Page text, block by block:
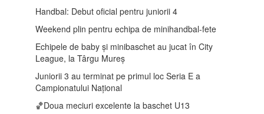
Handbal: Debut oficial pentru juniorii 4
Weekend plin pentru echipa de minihandbal-fete
Echipele de baby și minibaschet au jucat în City
League, la Târgu Mureș
Juniorii 3 au terminat pe primul loc Seria E a
Campionatului Național
🏀Doua meciuri excelente la baschet U13